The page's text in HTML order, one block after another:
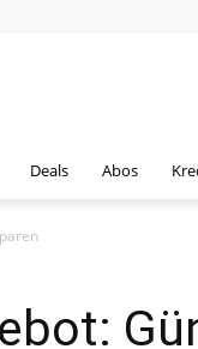
Deals Abos